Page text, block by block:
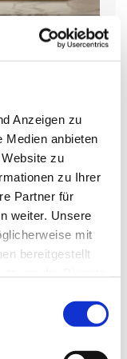
Anzeigen zu
Medien anbieten
zu
zu Ihrer
Partner für
weiter. Unsere
mit
bereitgestellt
organisation
après votre